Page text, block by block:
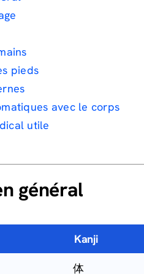
pieds
avec le corps
utile
général
Kanji
体